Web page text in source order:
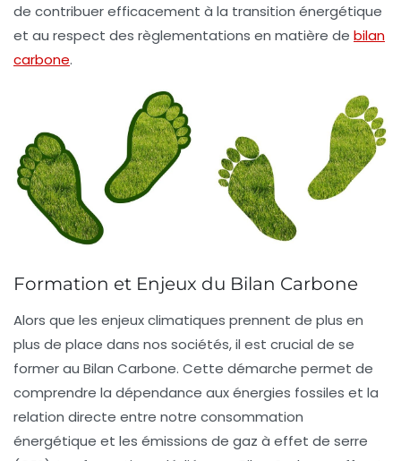
de contribuer efficacement à la transition énergétique
et au respect des règlementations en matière de bilan
carbone.
Formation et Enjeux du Bilan Carbone
Alors que les enjeux climatiques prennent de plus en
plus de place dans nos sociétés, il est crucial de se
former au Bilan Carbone. Cette démarche permet de
comprendre la dépendance auxénergies fossiles et la
relation directe entre notre consommation
énergétique et les émissions de gaz à effet de serre